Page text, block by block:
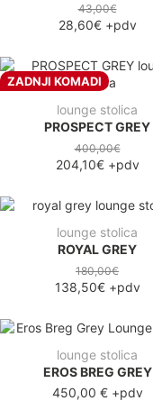
43,00€
28,60€+pdv
ZADNJI KOMADI
lounge stolica
PROSPECT GREY
400,00€
204,10€+pdv
lounge stolica
ROYAL GREY
180,00€
138,50€+pdv
lounge stolica
EROS BREG GREY
450,00 €+pdv